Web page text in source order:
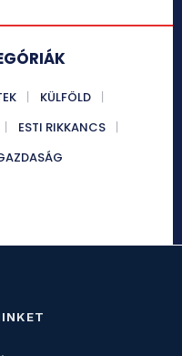
KÜLFÖLD
ESTI RIKKANCS